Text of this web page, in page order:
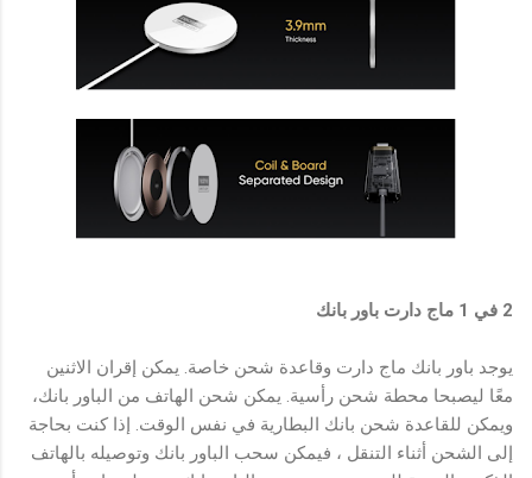
2 في 1 ماج دارت باور بانك
يوجد باور بانك ماج دارت وقاعدة شحن خاصة. يمكن إقران الاثنين
معًا ليصبحا محطة شحن رأسية. يمكن شحن الهاتف من الباور بانك،
ويمكن للقاعدة شحن بانك البطارية في نفس الوقت. إذا كنت بحاجة
إلى الشحن أثناء التنقل ، فيمكن سحب الباور بانك وتوصيله بالهاتف